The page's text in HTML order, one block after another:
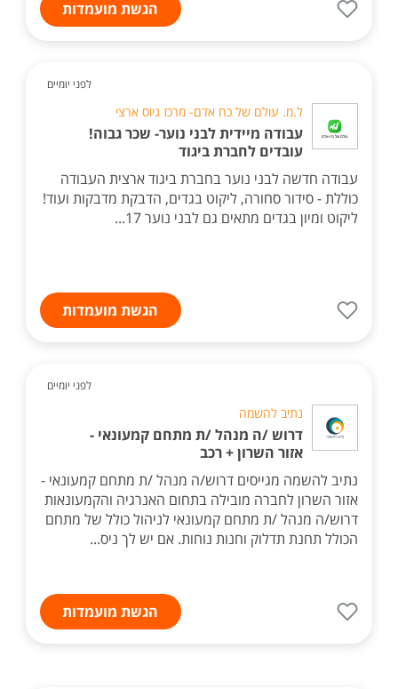
הגשת מועמדות
לפני יומיים
ל.מ. עולם של כח אדם- מרכז גיוס ארצי
עבודה מיידית לבני נוער- שכר גבוה!
עובדים לחברת ביגוד
עבודה חדשה לבני נוער בחברת ביגוד ארצית העבודה
כוללת - סידור סחורה, ליקוט בגדים, הדבקת מדבקות ועוד!
ליקוט ומיון בגדים מתאים גם לבני נוער 17...
הגשת מועמדות
לפני יומיים
נתיב להשמה
דרוש /ה מנהל /ת מתחם קמעונאי -
אזור השרון + רכב
נתיב להשמה מגייסים דרוש/ה מנהל /ת מתחם קמעונאי -
אזור השרון לחברה מובילה בתחום האנרגיה והקמעונאות
דרוש/ה מנהל /ת מתחם קמעונאי לניהול כולל של מתחם
הכולל תחנת תדלוק וחנות נוחות. אם יש לך ניס...
הגשת מועמדות